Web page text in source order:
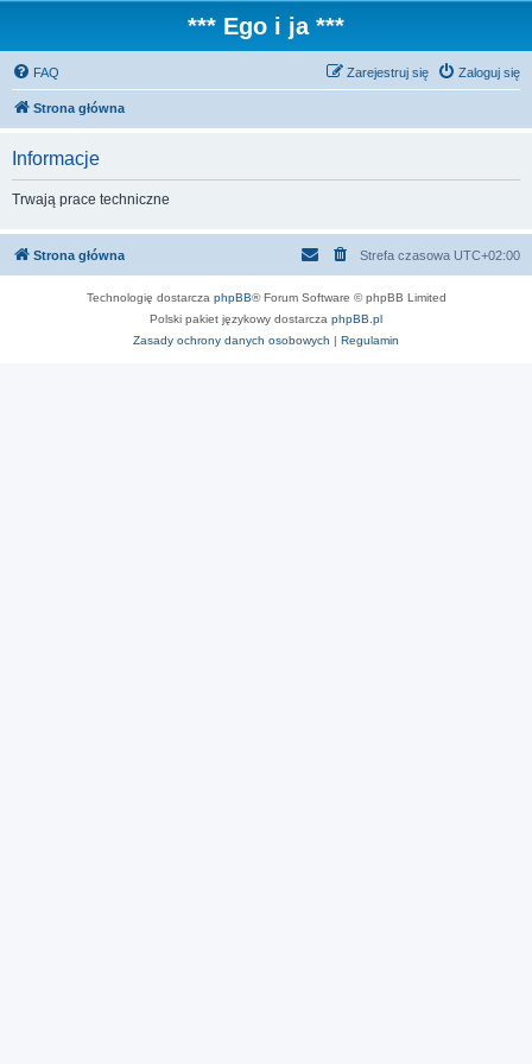
*** Ego i ja ***
FAQ Zaloguj się
Zarejestruj się
Strona główna
Informacje
Trwają prace techniczne
Strona główna Strefa czasowa UTC+02:00
Technologię dostarcza phpBB® Forum Software © phpBB Limited
Polski pakiet językowy dostarcza phpBB.pl
Zasady ochrony danych osobowych | Regulamin